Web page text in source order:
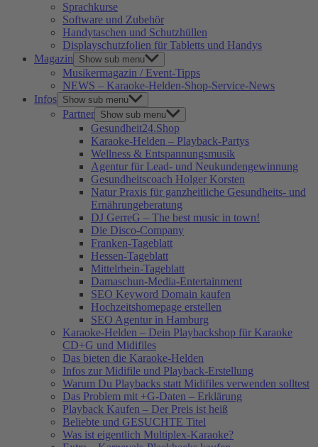
Sprachkurse
Software und Zubehör
Handytaschen und Schutzhüllen
Displayschutzfolien für Tabletts und Handys
Magazin
Show sub menu
Musikermagazin / Event-Tipps
NEWS – Karaoke-Helden-Shop-Service-News
Infos Show sub menu
Partner Show sub menu
Gesundheit24.Shop
Karaoke-Helden – Playback-Partys
Wellness & Entspannungsmusik
Agentur für Lead- und Neukundengewinnung
Gesundheitscoach Holger Korsten
Natur Praxis für ganzheitliche Gesundheits- und
Ernährungeberatung
DJ GerreG – The best music in town!
Die Disco-Company
Franken-Tageblatt
Hessen-Tageblatt
Mittelrhein-Tageblatt
Damaschun-Media-Entertainment
SEO Keyword Domain kaufen
Hochzeitshomepage erstellen
SEO Agentur in Hamburg
Karaoke-Helden – Dein Playbackshop für Karaoke
CD+G und Midifiles
Das bieten die Karaoke-Helden
Infos zur Midifile und Playback-Erstellung
Warum Du Playbacks statt Midifiles verwenden solltest
Das Problem mit +G-Daten – Erklärung
Playback Kaufen – Der Preis ist heiß
Beliebte und GESUCHTE Titel
Was ist eigentlich Multiplex-Karaoke?